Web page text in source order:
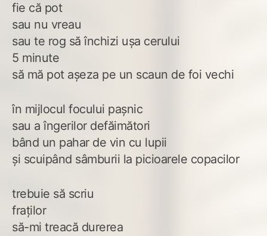
fie că pot
sau nu vreau
sau te rog să închizi ușa cerului
5 minute
să mă pot așeza pe un scaun de foi vechi
în mijlocul focului pașnic
sau a îngerilor defăimători
bând un pahar de vin cu lupii
și scuipând sâmburii la picioarele copacilor
trebuie să scriu
fraților
să-mi treacă durerea